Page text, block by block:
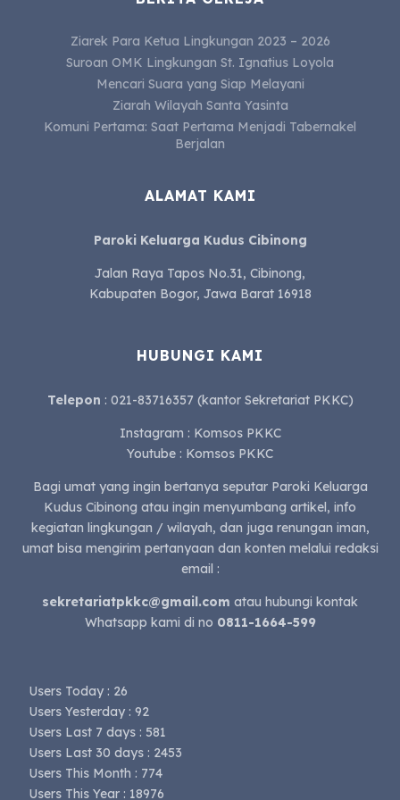
Ziarek Para Ketua Lingkungan 2023 – 2026
Suroan OMK Lingkungan St. Ignatius Loyola
Mencari Suara yang Siap Melayani
Ziarah Wilayah Santa Yasinta
Komuni Pertama: Saat Pertama Menjadi Tabernakel
Berjalan
ALAMAT KAMI
Paroki Keluarga Kudus Cibinong
Jalan Raya Tapos No.31, Cibinong,
Kabupaten Bogor, Jawa Barat 16918
HUBUNGI KAMI
Telepon : 021-83716357 (kantor Sekretariat PKKC)
Instagram : Komsos PKKC
Youtube : Komsos PKKC
Bagi umat yang ingin bertanya seputar Paroki Keluarga
Kudus Cibinong atau ingin menyumbang artikel, info
kegiatan lingkungan / wilayah, dan juga renungan iman,
umat bisa mengirim pertanyaan dan konten melalui redaksi
email :
sekretariatpkkc@gmail.com atau hubungi kontak
Whatsapp kami di no 0811-1664-599
Users Today : 26
Users Yesterday : 92
Users Last 7 days : 581
Users Last 30 days : 2453
Users This Month : 774
Users This Year : 18976